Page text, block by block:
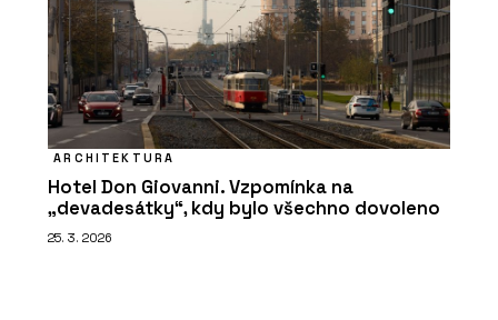
ARCHITEKTURA
Hotel Don Giovanni. Vzpomínka na
„devadesátky“, kdy bylo všechno dovoleno
25. 3. 2026